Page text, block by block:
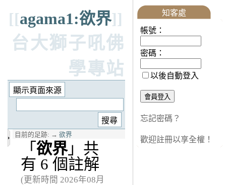
[[agama1:欲界]]
台大獅子吼佛
學專站
目前的足跡: → 欲界
「 欲界」共
有 6 個註解
(更新時間 2026年08月
知客處
帳號：
密碼：
以後自動登入
忘記密碼？
歡迎註冊以享全權！